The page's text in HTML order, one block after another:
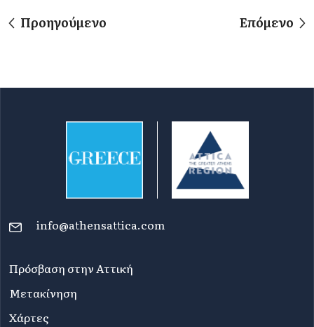
Προηγούμενο Επόμενο
info@athensattica.com
Πρόσβαση στην Αττική
Μετακίνηση
Χάρτες